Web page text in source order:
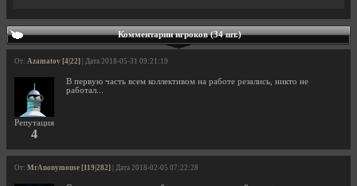
Комментарии игроков (34 шт.)
От: Azamatov [4|22] | Дата 2018-05-31 09:21:19
Репутация
4
В первую часть всем коллективом на работе резались, никто не
работал...
От: MrAnonymouse [119|282] | Дата 2018-02-05 07:22:28